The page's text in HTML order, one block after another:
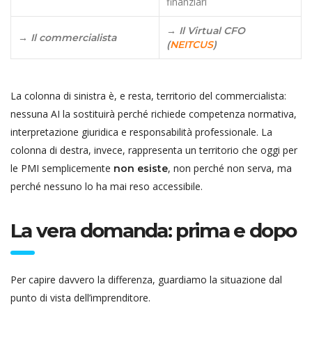
→ Il commercialista
→ Il Virtual CFO
(NEITCUS)
La colonna di sinistra è, e resta, territorio del commercialista:
nessuna AI la sostituirà perché richiede competenza normativa,
interpretazione giuridica e responsabilità professionale. La
colonna di destra, invece, rappresenta un territorio che oggi per
le PMI semplicemente non esiste, non perché non serva, ma
perché nessuno lo ha mai reso accessibile.
La vera domanda: prima e dopo
Per capire davvero la differenza, guardiamo la situazione dal
punto di vista dell’imprenditore.